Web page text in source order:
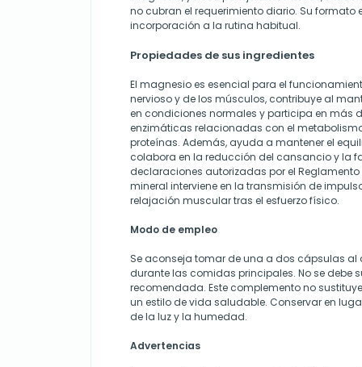
no cubran el requerimiento diario. Su
incorporación a la rutina habitual.
Propiedades de sus ingredientes
El magnesio es esencial para el
nervioso y de los músculos, contribuye al
en condiciones normales y participa en más
enzimáticas relacionadas con el
proteínas. Además, ayuda a mantener el
colabora en la reducción del cansancio y la
declaraciones autorizadas por el Reglamento
mineral interviene en la transmisión de
relajación muscular tras el esfuerzo físico.
Modo de empleo
Se aconseja tomar de una a dos cápsulas
durante las comidas principales. No se debe
recomendada. Este complemento no
un estilo de vida saludable. Conservar en
de la luz y la humedad.
Advertencias